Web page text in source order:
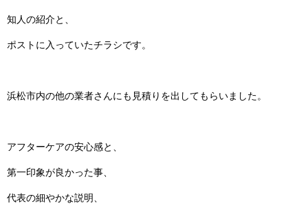
知人の紹介と、
ポストに入っていたチラシです。
浜松市内の他の業者さんにも見積りを出してもらいました。
アフターケアの安心感と、
第一印象が良かった事、
代表の細やかな説明、